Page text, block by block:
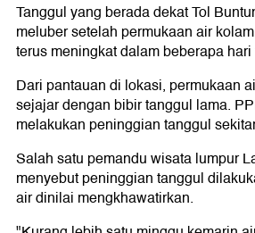
Tanggul yang berada dekat Tol
meluber setelah permukaan air
terus meningkat dalam beberapa hari
Dari pantauan di lokasi, permukaan
sejajar dengan bibir tanggul lama.
melakukan peninggian tanggul
Salah satu pemandu wisata lumpur
menyebut peninggian tanggul
air dinilai mengkhawatirkan.